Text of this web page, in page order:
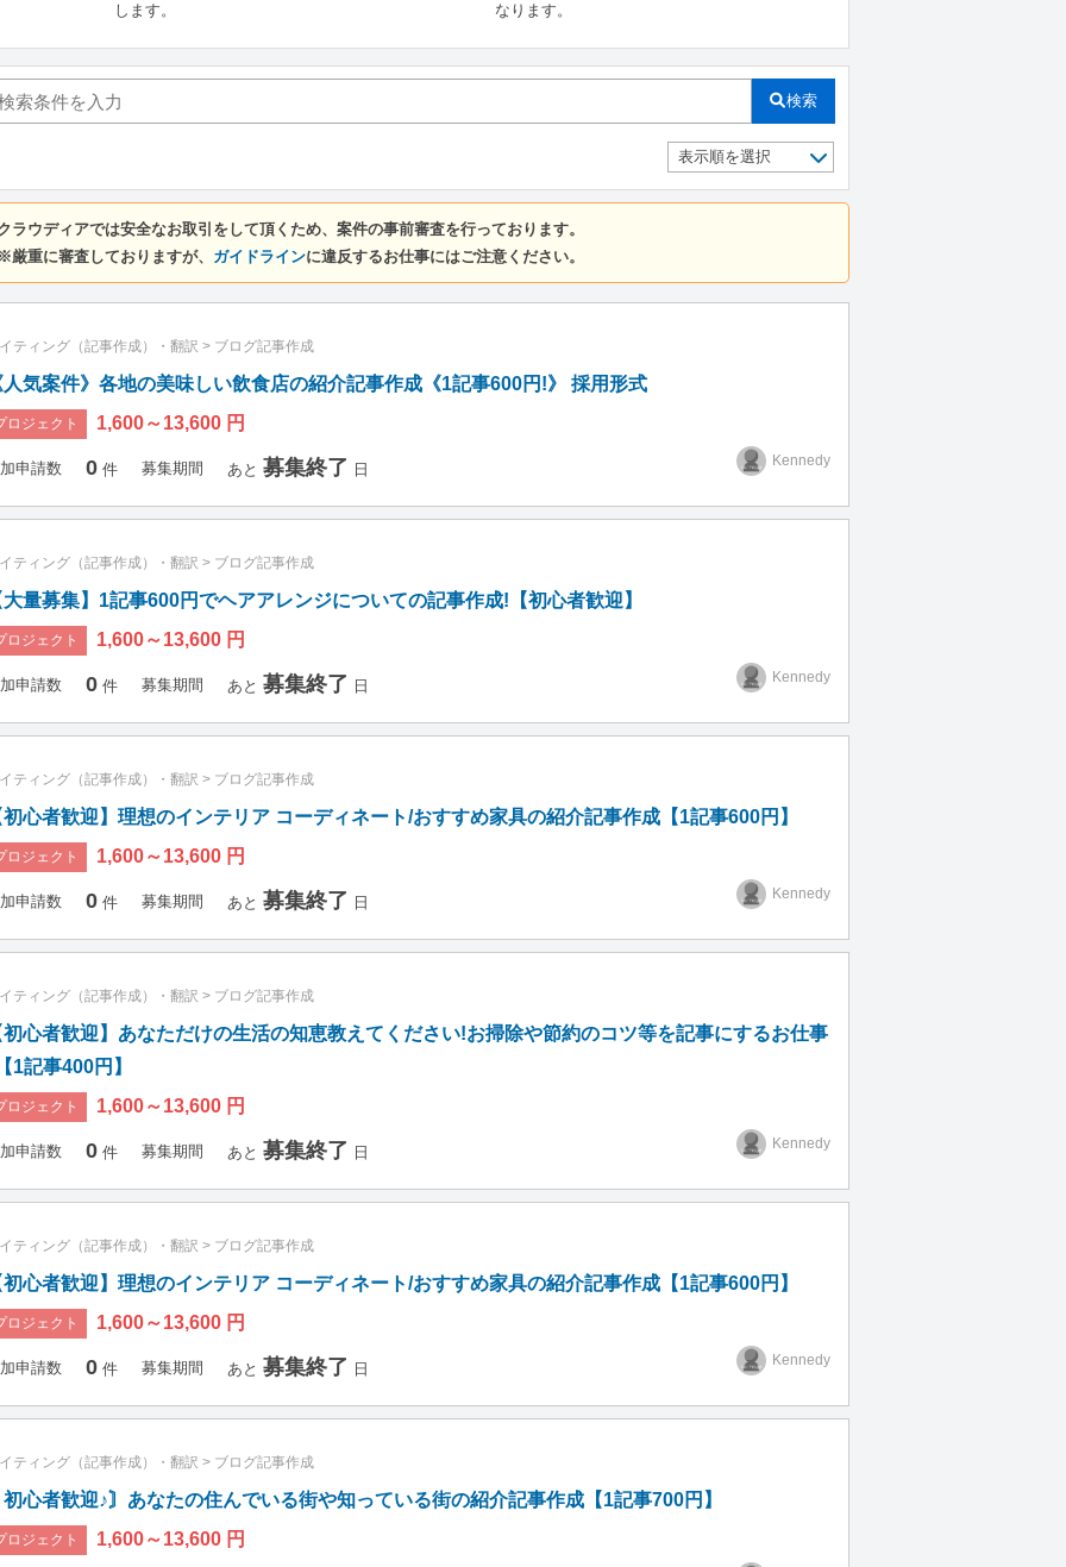
します。
なります。
検索
ラウディアでは安全なお取引をして頂くため、案件の事前審査を行っております。
※厳重に審査しておりますが、 ガイドラインに違反するお仕事にはご注意ください。
ティング（記事作成）・翻訳 > ブログ記事作成
人気案件》各地の美味しい飲食店の紹介記事作成《1記事600円!》 採用形式
ロジェクト 1,600～13,600 円
申請数 0 件 募集期間 あと 募集終了 日 Kennedy
ティング（記事作成）・翻訳 > ブログ記事作成
大量募集】1記事600円でヘアアレンジについての記事作成!【初心者歓迎】
ロジェクト 1,600～13,600 円
申請数 0 件 募集期間 あと 募集終了 日 Kennedy
ティング（記事作成）・翻訳 > ブログ記事作成
初心者歓迎】理想のインテリア コーディネート/おすすめ家具の紹介記事作成【1記事600円】
ロジェクト 1,600～13,600 円
申請数 0 件 募集期間 あと 募集終了 日 Kennedy
ティング（記事作成）・翻訳 > ブログ記事作成
初心者歓迎】あなただけの生活の知恵教えてください!お掃除や節約のコツ等を記事にするお仕事
1記事400円】
ロジェクト 1,600～13,600 円
申請数 0 件 募集期間 あと 募集終了 日 Kennedy
ティング（記事作成）・翻訳 > ブログ記事作成
初心者歓迎】理想のインテリア コーディネート/おすすめ家具の紹介記事作成【1記事600円】
ロジェクト 1,600～13,600 円
申請数 0 件 募集期間 あと 募集終了 日 Kennedy
ティング（記事作成）・翻訳 > ブログ記事作成
初心者歓迎♪〙あなたの住んでいる街や知っている街の紹介記事作成【1記事700円】
ロジェクト 1,600～13,600 円